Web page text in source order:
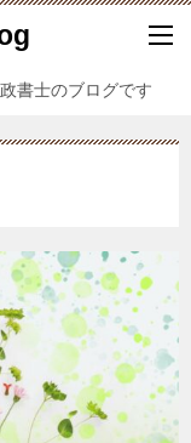
書士のブログです